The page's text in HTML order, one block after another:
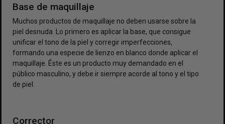
Base de maquillaje
Muchos productos de maquillaje no deben usarse sobre la
piel desnuda. Lo primero es aplicar la base, que consigue
unificar el tono de la piel y corregir imperfecciones,
formando una especie de lienzo en blanco donde aplicar el
maquillaje. Éste es un producto muy demandado en el
público masculino, y debe ir siempre acorde al tono y el tipo
de piel.
Corrector